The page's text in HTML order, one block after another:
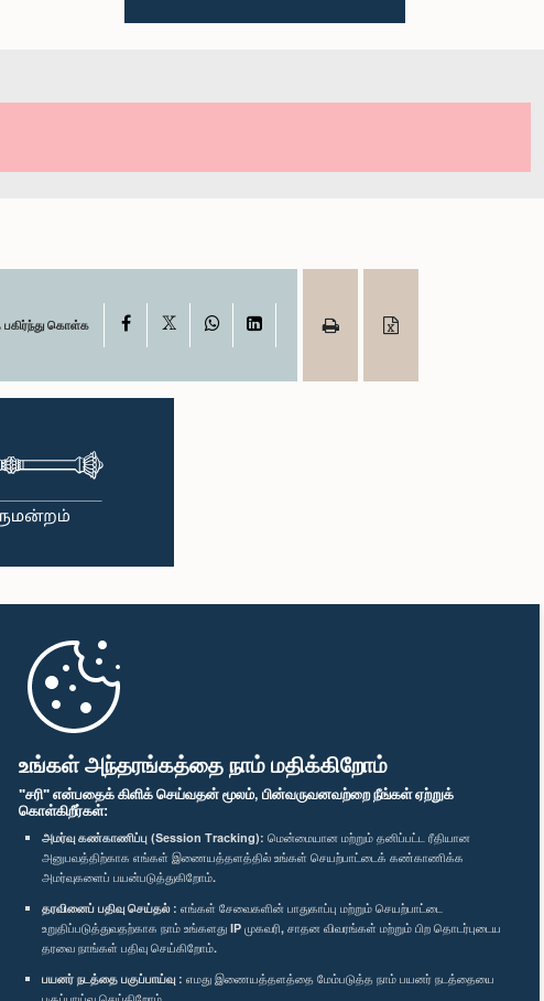
உங்கள் அந்தரங்கத்தை நாம் மதிக்கிறோம்
"சரி" என்பதைக் கிளிக் செய்வதன் மூலம், பின்வருவனவற்றை நீங்கள் ஏற்றுக்
கொள்கிறீர்கள்:
அமர்வு கண்காணிப்பு (Session Tracking): மென்மையான மற்றும் தனிப்பட்ட ரீதியான
அனுபவத்திற்காக எங்கள் இணையத்தளத்தில் உங்கள் செயற்பாட்டைக் கண்காணிக்க
அமர்வுகளைப் பயன்படுத்துகிறோம்.
தரவினைப் பதிவு செய்தல் : எங்கள் சேவைகளின் பாதுகாப்பு மற்றும் செயற்பாட்டை
உறுதிப்படுத்துவதற்காக நாம் உங்களது IP முகவரி, சாதன விவரங்கள் மற்றும் பிற தொடர்புடைய
தரவை நாங்கள் பதிவு செய்கிறோம்.
பயனர் நடத்தை பகுப்பாய்வு : எமது இணையத்தளத்தை மேம்படுத்த நாம் பயனர் நடத்தையை
கொள்க Facebook WhatsAppLinkedIn